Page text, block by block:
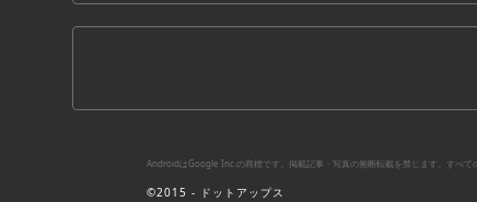
AndroidはGoogle Inc.の商標です。掲載記事・写真の無断転載を禁じます。すべて
©2015 - ドットアップス